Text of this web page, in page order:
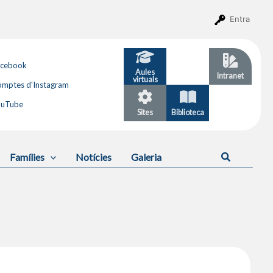
Entra
d'Instagram
Aules
virtuals
Intranet
Sites Biblioteca
Famílies Notícies Galeria Cerca